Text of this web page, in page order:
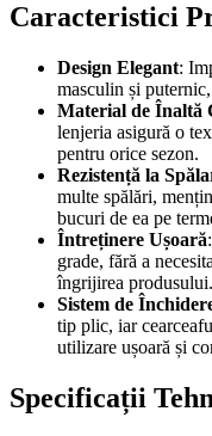
Caracteristici
Design Elegant:
masculin și
Material de Înaltă
lenjeria asigură o
pentru orice sezon.
Rezistență la
multe spălări,
bucuri de ea pe
Întreținere Ușoară
grade, fără a
îngrijirea produsului.
Sistem de
tip plic, iar
utilizare ușoară și
Specificații